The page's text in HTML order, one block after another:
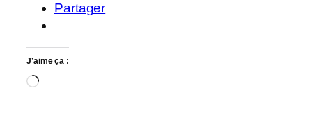
Partager
J’aime ça :
Chargement…